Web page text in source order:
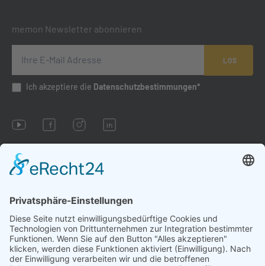
memon Newsletter abonnieren
LOS
Ich akzeptiere die Datenschutzbestimmungen*
Impressum